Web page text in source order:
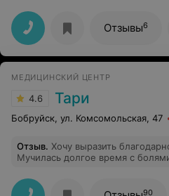
Отзывы6
МЕДИЦИНСКИЙ ЦЕНТР
4.6 Тари
Бобруйск, ул. Комсомольская, 47
Отзыв. Хочу выразить
Мучилась долгое время с болями
вопрос. Будем надеяться что это
Спасибо.
90